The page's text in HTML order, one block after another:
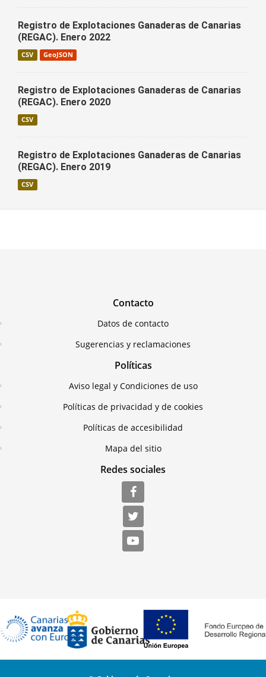
Registro de Explotaciones Ganaderas de Canarias
(REGAC). Enero 2022
CSV GeoJSON
Registro de Explotaciones Ganaderas de Canarias
(REGAC). Enero 2020
CSV
Registro de Explotaciones Ganaderas de Canarias
(REGAC). Enero 2019
CSV
Contacto
Datos de contacto
Sugerencias y reclamaciones
Políticas
Aviso legal y Condiciones de uso
Políticas de privacidad y de cookies
Políticas de accesibilidad
Mapa del sitio
Redes sociales